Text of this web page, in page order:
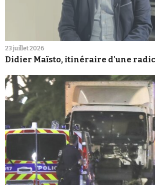
23 juillet 2026
Didier Maïsto, itinéraire d'une